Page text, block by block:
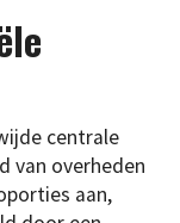
centrale
van overheden
aan,